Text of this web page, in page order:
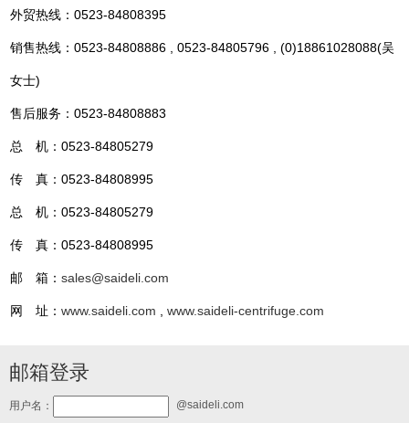
外贸热线：0523-84808395
销售热线：0523-84808886 , 0523-84805796 , (0)18861028088(吴
女士)
售后服务：0523-84808883
总 机：0523-84805279
传 真：0523-84808995
总 机：0523-84805279
传 真：0523-84808995
邮 箱：sales@saideli.com
网 址：www.saideli.com ,www.saideli-centrifuge.com
邮箱登录
用户名： @saideli.com